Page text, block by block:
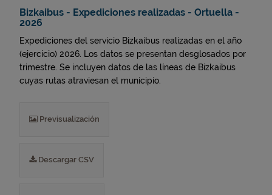
Bizkaibus - Expediciones realizadas - Ortuella -
2026
Expediciones del servicio Bizkaibus realizadas en el año
(ejercicio) 2026. Los datos se presentan desglosados por
trimestre. Se incluyen datos de las líneas de Bizkaibus
cuyas rutas atraviesan el municipio.
Previsualización
Descargar CSV